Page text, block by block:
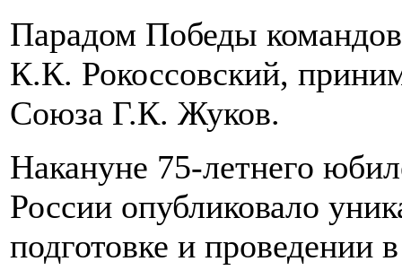
Парадом Победы
К.К. Рокоссовский,
Союза Г.К. Жуков.
Накануне 75-летнего
России опубликовало
подготовке и проведении